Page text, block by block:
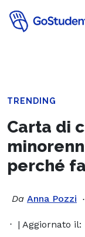
TRENDING
Carta di
perché
Da Anna Pozzi
| Aggiornato